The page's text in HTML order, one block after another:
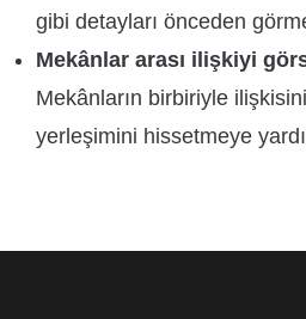
gibi detayları önceden
Mekânlar arası ilişkiyi
Mekânların birbiriyle
yerleşimini hissetmeye